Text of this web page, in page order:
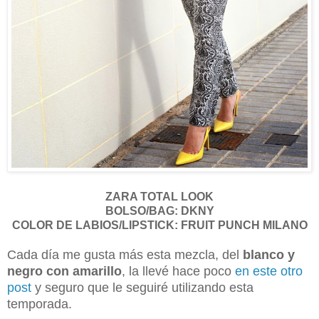
ZARA TOTAL LOOK
BOLSO/BAG: DKNY
COLOR DE LABIOS/LIPSTICK: FRUIT PUNCH MILANO
Cada día me gusta más esta mezcla, del blanco y
negro con amarillo, la llevé hace poco en este otro
post y seguro que le seguiré utilizando esta
temporada.